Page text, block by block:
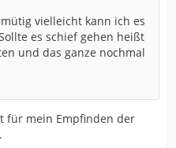
vielleicht kann ich es
es schief gehen heißt
und das ganze nochmal
für mein Empfinden der